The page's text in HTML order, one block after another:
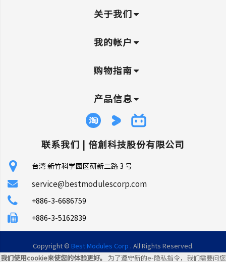
我们使用cookie来使您的体验更好。 为了遵守新的e-隐私指令，我们需要问您
关于我们
我的帐户
购物指南
产品信息
联系我们 | 倍創科技股份有限公司
台湾 新竹科学园区研新二路 3 号
service@bestmodulescorp.com
+886-3-6686759
+886-3-5162839
Copyright © Best Modules Corp . All Rights Reserved.